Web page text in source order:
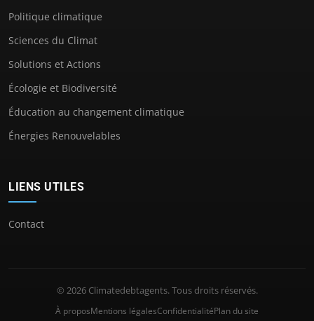
Politique climatique
Sciences du Climat
Solutions et Actions
Écologie et Biodiversité
Éducation au changement climatique
Énergies Renouvelables
LIENS UTILES
Contact
© 2026 Climatedebtagents. Tous droits réservés.
À proposMentions légalesConfidentialitéPlan du site